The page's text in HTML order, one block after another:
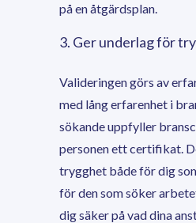
på en åtgärdsplan.
3. Ger underlag för
Valideringen görs av
med lång erfarenhet i
sökande uppfyller
personen ett certifikat.
trygghet både för dig
för den som söker
dig säker på vad dina